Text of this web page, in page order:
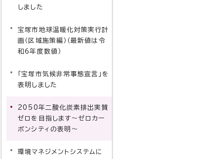
しました
宝塚市地球温暖化対策実行計
画（区域施策編）（最新値は令
和6年度数値）
「宝塚市気候非常事態宣言」を
表明しました
2050年二酸化炭素排出実質
ゼロを目指します～ゼロカー
ボンシティの表明～
環境マネジメントシステムに